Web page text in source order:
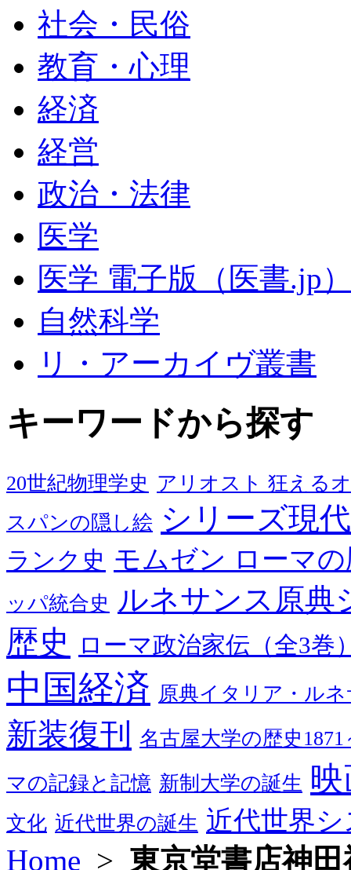
社会・民俗
教育・心理
経済
経営
政治・法律
医学
医学 電子版（医書.jp
自然科学
リ・アーカイヴ叢書
キーワードから探す
20世紀物理学史 アリオスト 狂える
スパンの隠し絵 シリーズ現
ランク史 モムゼン ローマ
ッパ統合史 ルネサンス原典
歴史 ローマ政治家伝（全3巻
中国経済 原典イタリア・ル
新装復刊 名古屋大学の歴史1871
マの記録と記憶 新制大学の誕生
文化 近代世界の誕生 近代世界
Home > 東京堂書店神